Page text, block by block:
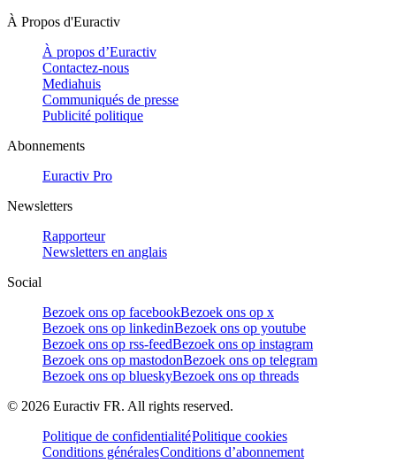
À Propos d'Euractiv
À propos d’Euractiv
Contactez-nous
Mediahuis
Communiqués de presse
Publicité politique
Abonnements
Euractiv Pro
Newsletters
Rapporteur
Newsletters en anglais
Social
Bezoek ons op facebookBezoek ons op x
Bezoek ons op linkedinBezoek ons op youtube
Bezoek ons op rss-feedBezoek ons op instagram
Bezoek ons op mastodonBezoek ons op telegram
Bezoek ons op blueskyBezoek ons op threads
© 2026 Euractiv FR. All rights reserved.
Politique de confidentialitéPolitique cookies
Conditions généralesConditions d’abonnement